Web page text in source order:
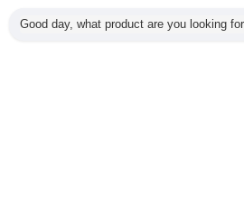
Cina Produsen Kasur
Good day, what product are you looking